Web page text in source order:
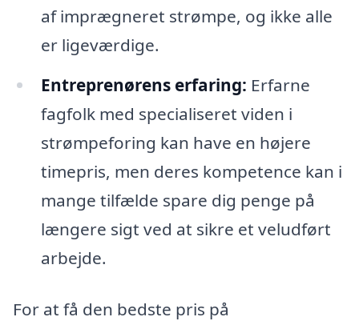
af imprægneret strømpe, og ikke alle
er ligeværdige.
Entreprenørens erfaring: Erfarne
fagfolk med specialiseret viden i
strømpeforing kan have en højere
timepris, men deres kompetence kan i
mange tilfælde spare dig penge på
længere sigt ved at sikre et veludført
arbejde.
For at få den bedste pris på